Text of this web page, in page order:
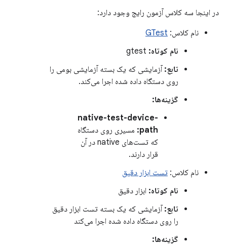
در اینجا سه ​​کلاس آزمون رایج وجود دارد:
نام کلاس: GTest
نام کوتاه:
تابع: آزمایشی که یک بسته آزمایشی بومی را
روی دستگاه داده شده اجرا می‌کند.
گزینه‌ها:
native-test-device-
path: مسیری روی دستگاه
که تست‌های native در آن
قرار دارند.
نام کلاس: تست ابزار دقیق
نام کوتاه: ابزار دقیق
تابع: آزمایشی که یک بسته تست ابزار دقیق
را روی دستگاه داده شده اجرا می‌کند
گزینه‌ها: